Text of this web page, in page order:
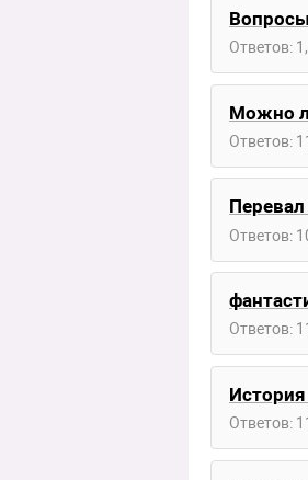
Ответов:
Можно
Ответов:
Ответов:
Ответов:
Ответов: